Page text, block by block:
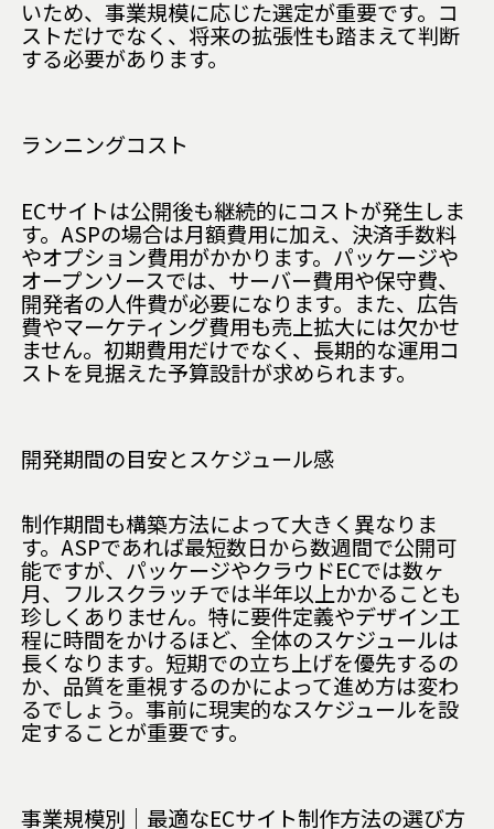
いため、事業規模に応じた選定が重要です。コ
ストだけでなく、将来の拡張性も踏まえて判断
する必要があります。
ランニングコスト
ECサイトは公開後も継続的にコストが発生しま
す。ASPの場合は月額費用に加え、決済手数料
やオプション費用がかかります。パッケージや
オープンソースでは、サーバー費用や保守費、
開発者の人件費が必要になります。また、広告
費やマーケティング費用も売上拡大には欠かせ
ません。初期費用だけでなく、長期的な運用コ
ストを見据えた予算設計が求められます。
開発期間の目安とスケジュール感
制作期間も構築方法によって大きく異なりま
す。ASPであれば最短数日から数週間で公開可
能ですが、パッケージやクラウドECでは数ヶ
月、フルスクラッチでは半年以上かかることも
珍しくありません。特に要件定義やデザイン工
程に時間をかけるほど、全体のスケジュールは
長くなります。短期での立ち上げを優先するの
か、品質を重視するのかによって進め方は変わ
るでしょう。事前に現実的なスケジュールを設
定することが重要です。
事業規模別｜最適なECサイト制作方法の選び方